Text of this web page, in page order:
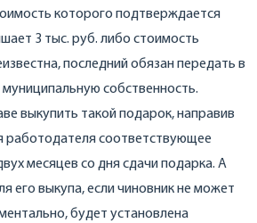
которого подтверждается
3 тыс. руб. либо стоимость
последний обязан передать в
собственность.
выкупить такой подарок, направив
работодателя соответствующее
месяцев со дня сдачи подарка. А
его выкупа, если чиновник не может
будет установлена